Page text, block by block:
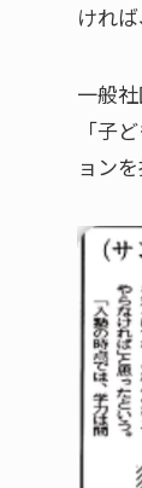
けれ
一般
「子
ョン